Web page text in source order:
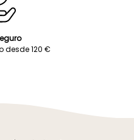
desde 120 €